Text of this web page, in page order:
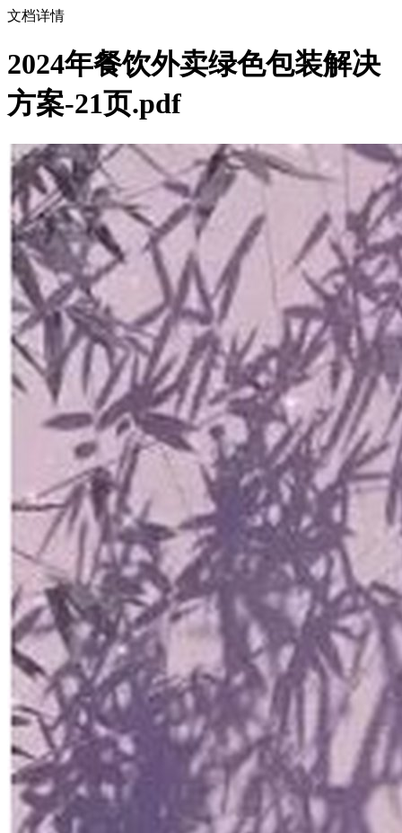
文档详情
2024年餐饮外卖绿色包装解决
方案-21页.pdf